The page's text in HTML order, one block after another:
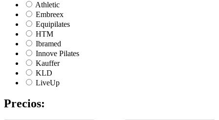
Athletic
Embreex
Equipilates
HTM
Ibramed
Innove Pilates
Kauffer
KLD
LiveUp
Precios: